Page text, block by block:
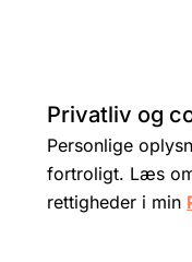
Privatliv og
Personlige
fortroligt. Læs
rettigheder i min